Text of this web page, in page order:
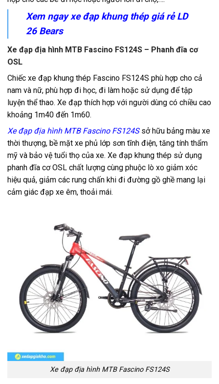
Xem ngay xe đạp khung thép giá rẻLD
26 Bears
Xe đạp địa hình MTB Fascino FS124S – Phanh đĩa cơ
OSL
Chiếc xe đạp khung thép Fascino FS124S phù hợp cho cả
nam và nữ, phù hợp đi học, đi làm hoặc sử dụng để tập
luyện thể thao. Xe đạp thích hợp với người dùng có chiều cao
khoảng 1m40 đến 1m60.
Xe đạp địa hình MTB Fascino FS124Ssở hữu bảng màu xe
thời thượng, bề mặt xe phủ lớp sơn tĩnh điện, tăng tính thẩm
mỹ và bảo vệ tuổi thọ của xe. Xe đạp khung thép sử dụng
phanh đĩa cơ OSL chất lượng cùng phuộc lò xo giảm xóc
hiệu quả, giảm các rung chấn khi đi đường gồ ghề mang lại
cảm giác đạp xe êm, thoải mái.
Xe đạp địa hình MTB Fascino FS124S